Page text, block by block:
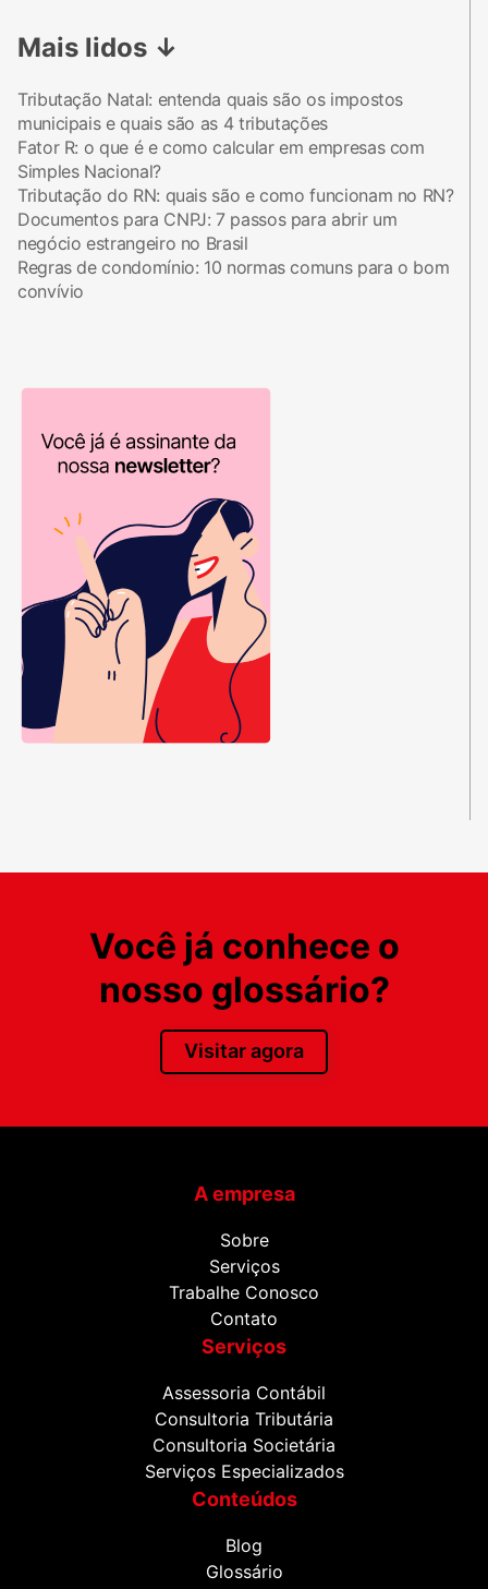
Mais lidos ↓
Tributação Natal: entenda quais são os impostos
municipais e quais são as 4 tributações
Fator R: o que é e como calcular em empresas com
Simples Nacional?
Tributação do RN: quais são e como funcionam no RN?
Documentos para CNPJ: 7 passos para abrir um
negócio estrangeiro no Brasil
Regras de condomínio: 10 normas comuns para o bom
convívio
Você já conhece o
nosso glossário?
Visitar agora
A empresa
Sobre
Serviços
Trabalhe Conosco
Contato
Serviços
Assessoria Contábil
Consultoria Tributária
Consultoria Societária
Serviços Especializados
Conteúdos
Blog
Glossário